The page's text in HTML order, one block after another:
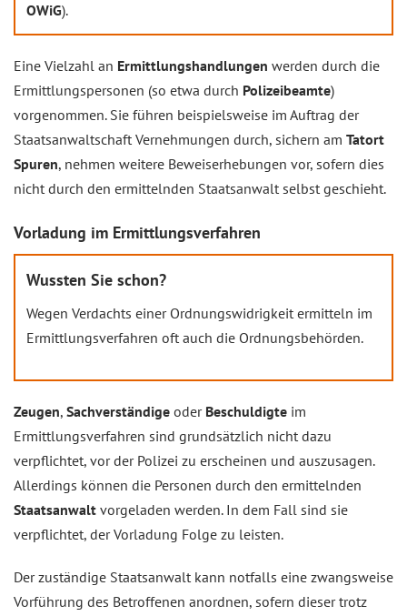
OWiG).
Eine Vielzahl an Ermittlungshandlungen werden durch die
Ermittlungspersonen (so etwa durch Polizeibeamte)
vorgenommen. Sie führen beispielsweise im Auftrag der
Staatsanwaltschaft Vernehmungen durch, sichern am Tatort
Spuren, nehmen weitere Beweiserhebungen vor, sofern dies
nicht durch den ermittelnden Staatsanwalt selbst geschieht.
Vorladung im Ermittlungsverfahren
Wussten Sie schon?
Wegen Verdachts einer Ordnungswidrigkeit ermitteln im
Ermittlungsverfahren oft auch die Ordnungsbehörden.
Zeugen, Sachverständige oder Beschuldigte im
Ermittlungsverfahren sind grundsätzlich nicht dazu
verpflichtet, vor der Polizei zu erscheinen und auszusagen.
Allerdings können die Personen durch den ermittelnden
Staatsanwalt vorgeladen werden. In dem Fall sind sie
verpflichtet, der Vorladung Folge zu leisten.
Der zuständige Staatsanwalt kann notfalls eine zwangsweise
Vorführung des Betroffenen anordnen, sofern dieser trotz